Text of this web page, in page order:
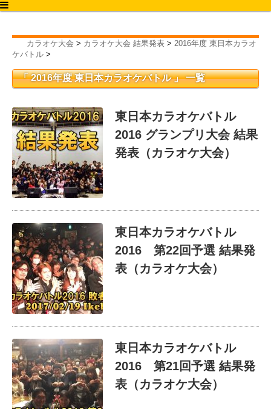
カラオケ大会 > カラオケ大会 結果発表 > 2016年度 東日本カラオ
ケバトル >
「 2016年度 東日本カラオケバトル 」 一覧
東日本カラオケバトル
2016 グランプリ大会 結果
発表（カラオケ大会）
東日本カラオケバトル
2016 第22回予選 結果発
表（カラオケ大会）
東日本カラオケバトル
2016 第21回予選 結果発
表（カラオケ大会）